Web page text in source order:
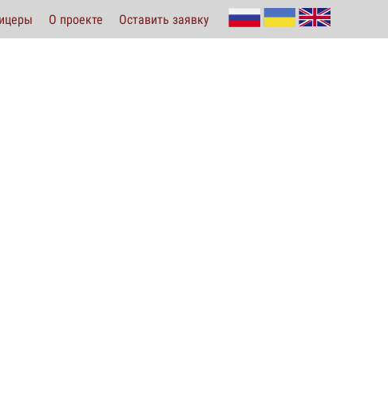
О проекте Оставить заявку